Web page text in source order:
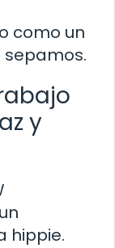
como un
sepamos.
y
hippie.